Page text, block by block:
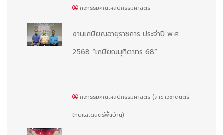
กิจกรรมคณะศิลปกรรมศาสตร์
งานเกษียณอายุราชการ ประจำปี พ.ศ.
2568 “เกษียณมุทิตาทร 68”
กิจกรรมคณะศิลปกรรมศาสตร์ (สาขาวิชาดนตรี
ไทยและดนตรีพื้นบ้าน)